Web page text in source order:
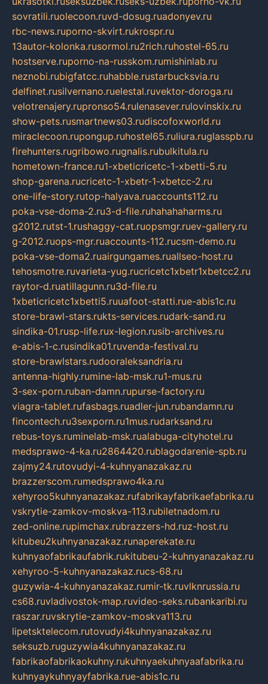
sovratili.ruolecoon.ruvd-dosug.ruadonyev.ru
rbc-news.ruporno-skvirt.rukrospr.ru
13autor-kolonka.rusormol.ru2rich.ruhostel-65.ru
hostserve.ruporno-na-russkom.rumishinlab.ru
neznobi.rubigfatcc.ruhabble.rustarbucksvia.ru
delfinet.rusilvernano.ruelestal.ruvektor-doroga.ru
velotrenajery.rupronso54.rulenasever.rulovinskix.ru
show-pets.rusmartnews03.rudiscofoxworld.ru
miraclecoon.rupongup.ruhostel65.ruliura.ruglasspb.ru
firehunters.rugribowo.rugnalis.rubulkitula.ru
hometown-france.ru1-xbeticricetc-1-xbetti-5.ru
shop-garena.rucricetc-1-xbetr-1-xbetcc-2.ru
one-life-story.rutop-halyava.ruaccounts112.ru
poka-vse-doma-2.ru3-d-file.ruhahahaharms.ru
g2012.rutst-1.rushaggy-cat.ruopsmgr.ruev-gallery.ru
g-2012.ruops-mgr.ruaccounts-112.rucsm-demo.ru
poka-vse-doma2.ruairgungames.ruallseo-host.ru
tehosmotre.ruvarieta-yug.rucricetc1xbetr1xbetcc2.ru
raytor-d.ruatillagunn.ru3d-file.ru
1xbeticricetc1xbetti5.ruuafoot-statti.rue-abis1c.ru
store-brawl-stars.rukts-services.rudark-sand.ru
sindika-01.rusp-life.rux-legion.rusib-archives.ru
e-abis-1-c.rusindika01.ruvenda-festival.ru
store-brawlstars.rudooraleksandria.ru
antenna-highly.rumine-lab-msk.ru1-mus.ru
3-sex-porn.ruban-damn.rupurse-factory.ru
viagra-tablet.rufasbags.ruadler-jun.rubandamn.ru
fincontech.ru3sexporn.ru1mus.rudarksand.ru
rebus-toys.ruminelab-msk.rualabuga-cityhotel.ru
medsprawo-4-ka.ru2864420.rublagodarenie-spb.ru
zajmy24.rutovudyi-4-kuhnyanazakaz.ru
brazzerscom.rumedsprawo4ka.ru
xehyroo5kuhnyanazakaz.rufabrikayfabrikaefabrika.ru
vskrytie-zamkov-moskva-113.rubiletnadom.ru
zed-online.rupimchax.rubrazzers-hd.ruz-host.ru
kitubeu2kuhnyanazakaz.runaperekate.ru
kuhnyaofabrikaufabrik.rukitubeu-2-kuhnyanazakaz.ru
xehyroo-5-kuhnyanazakaz.rucs-68.ru
guzywia-4-kuhnyanazakaz.rumir-tk.ruvlknrussia.ru
cs68.ruvladivostok-map.ruvideo-seks.rubankaribi.ru
raszar.ruvskrytie-zamkov-moskva113.ru
lipetsktelecom.rutovudyi4kuhnyanazakaz.ru
seksuzb.ruguzywia4kuhnyanazakaz.ru
fabrikaofabrikaokuhny.rukuhnyaekuhnyaafabrika.ru
kuhnyaykuhnyayfabrika.rue-abis1c.ru